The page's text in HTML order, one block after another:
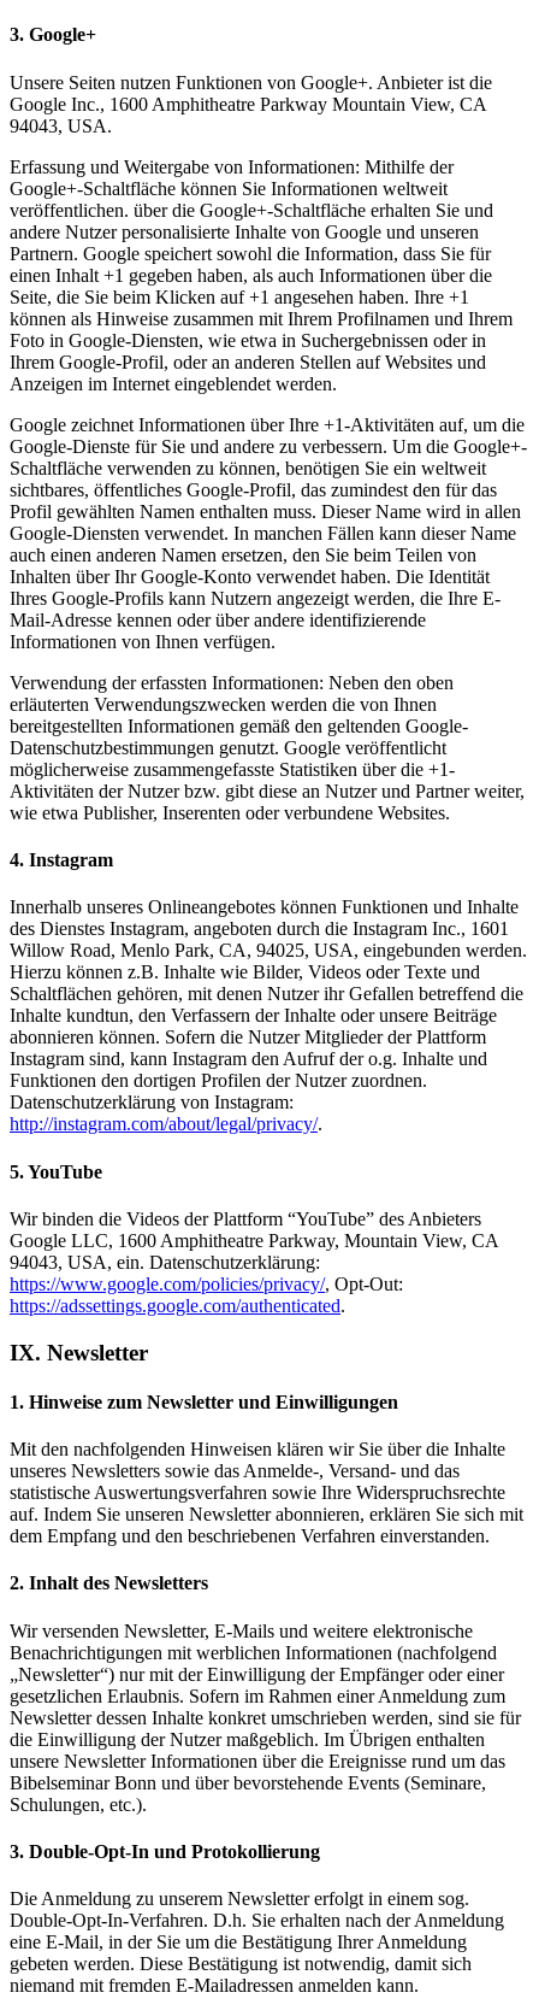
3. Google+
Unsere Seiten nutzen Funktionen von Google+. Anbieter ist die
Google Inc., 1600 Amphitheatre Parkway Mountain View, CA
94043, USA.
Erfassung und Weitergabe von Informationen: Mithilfe der
Google+-Schaltfläche können Sie Informationen weltweit
veröffentlichen. über die Google+-Schaltfläche erhalten Sie und
andere Nutzer personalisierte Inhalte von Google und unseren
Partnern. Google speichert sowohl die Information, dass Sie für
einen Inhalt +1 gegeben haben, als auch Informationen über die
Seite, die Sie beim Klicken auf +1 angesehen haben. Ihre +1
können als Hinweise zusammen mit Ihrem Profilnamen und Ihrem
Foto in Google-Diensten, wie etwa in Suchergebnissen oder in
Ihrem Google-Profil, oder an anderen Stellen auf Websites und
Anzeigen im Internet eingeblendet werden.
Google zeichnet Informationen über Ihre +1-Aktivitäten auf, um die
Google-Dienste für Sie und andere zu verbessern. Um die Google+-
Schaltfläche verwenden zu können, benötigen Sie ein weltweit
sichtbares, öffentliches Google-Profil, das zumindest den für das
Profil gewählten Namen enthalten muss. Dieser Name wird in allen
Google-Diensten verwendet. In manchen Fällen kann dieser Name
auch einen anderen Namen ersetzen, den Sie beim Teilen von
Inhalten über Ihr Google-Konto verwendet haben. Die Identität
Ihres Google-Profils kann Nutzern angezeigt werden, die Ihre E-
Mail-Adresse kennen oder über andere identifizierende
Informationen von Ihnen verfügen.
Verwendung der erfassten Informationen: Neben den oben
erläuterten Verwendungszwecken werden die von Ihnen
bereitgestellten Informationen gemäß den geltenden Google-
Datenschutzbestimmungen genutzt. Google veröffentlicht
möglicherweise zusammengefasste Statistiken über die +1-
Aktivitäten der Nutzer bzw. gibt diese an Nutzer und Partner weiter,
wie etwa Publisher, Inserenten oder verbundene Websites.
4. Instagram
Innerhalb unseres Onlineangebotes können Funktionen und Inhalte
des Dienstes Instagram, angeboten durch die Instagram Inc., 1601
Willow Road, Menlo Park, CA, 94025, USA, eingebunden werden.
Hierzu können z.B. Inhalte wie Bilder, Videos oder Texte und
Schaltflächen gehören, mit denen Nutzer ihr Gefallen betreffend die
Inhalte kundtun, den Verfassern der Inhalte oder unsere Beiträge
abonnieren können. Sofern die Nutzer Mitglieder der Plattform
Instagram sind, kann Instagram den Aufruf der o.g. Inhalte und
Funktionen den dortigen Profilen der Nutzer zuordnen.
Datenschutzerklärung von Instagram:
http://instagram.com/about/legal/privacy/.
5. YouTube
Wir binden die Videos der Plattform “YouTube” des Anbieters
Google LLC, 1600 Amphitheatre Parkway, Mountain View, CA
94043, USA, ein. Datenschutzerklärung:
https://www.google.com/policies/privacy/, Opt-Out:
https://adssettings.google.com/authenticated.
IX. Newsletter
1. Hinweise zum Newsletter und Einwilligungen
Mit den nachfolgenden Hinweisen klären wir Sie über die Inhalte
unseres Newsletters sowie das Anmelde-, Versand- und das
statistische Auswertungsverfahren sowie Ihre Widerspruchsrechte
auf. Indem Sie unseren Newsletter abonnieren, erklären Sie sich mit
dem Empfang und den beschriebenen Verfahren einverstanden.
2. Inhalt des Newsletters
Wir versenden Newsletter, E-Mails und weitere elektronische
Benachrichtigungen mit werblichen Informationen (nachfolgend
„Newsletter“) nur mit der Einwilligung der Empfänger oder einer
gesetzlichen Erlaubnis. Sofern im Rahmen einer Anmeldung zum
Newsletter dessen Inhalte konkret umschrieben werden, sind sie für
die Einwilligung der Nutzer maßgeblich. Im Übrigen enthalten
unsere Newsletter Informationen über die Ereignisse rund um das
Bibelseminar Bonn und über bevorstehende Events (Seminare,
Schulungen, etc.).
3. Double-Opt-In und Protokollierung
Die Anmeldung zu unserem Newsletter erfolgt in einem sog.
Double-Opt-In-Verfahren. D.h. Sie erhalten nach der Anmeldung
eine E-Mail, in der Sie um die Bestätigung Ihrer Anmeldung
gebeten werden. Diese Bestätigung ist notwendig, damit sich
niemand mit fremden E-Mailadressen anmelden kann.